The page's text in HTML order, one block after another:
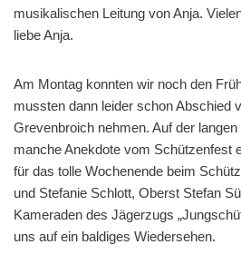
musikalischen Leitung von Anja.
liebe Anja.
Am Montag konnten wir noch den
mussten dann leider schon Abschied
Grevenbroich nehmen. Auf der
manche Anekdote vom Schützenfest
für das tolle Wochenende beim
und Stefanie Schlott, Oberst Stefan
Kameraden des Jägerzugs
uns auf ein baldiges Wiedersehen.